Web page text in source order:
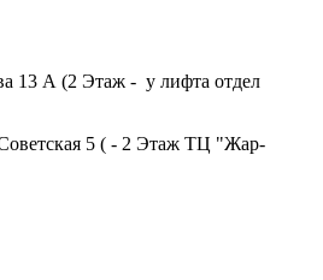
13 А (2 Этаж - у лифта отдел
5 ( - 2 Этаж ТЦ "Жар-